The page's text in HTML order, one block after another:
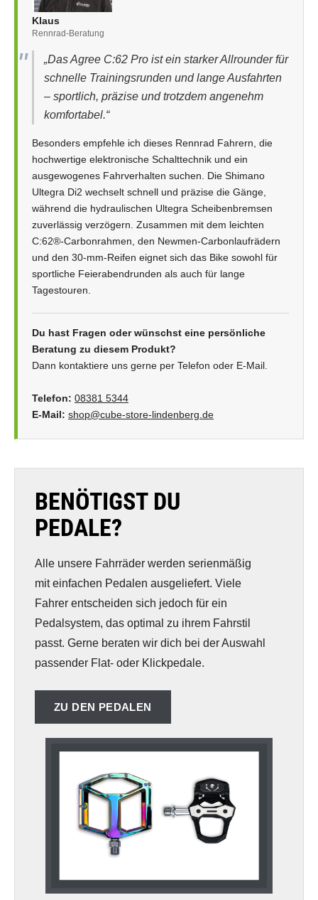
Klaus
Rennrad-Beratung
„Das Agree C:62 Pro ist ein starker Allrounder für
schnelle Trainingsrunden und lange Ausfahrten
– sportlich, präzise und trotzdem angenehm
komfortabel.“
Besonders empfehle ich dieses Rennrad Fahrern, die
hochwertige elektronische Schalttechnik und ein
ausgewogenes Fahrverhalten suchen. Die Shimano
Ultegra Di2 wechselt schnell und präzise die Gänge,
während die hydraulischen Ultegra Scheibenbremsen
zuverlässig verzögern. Zusammen mit dem leichten
C:62®-Carbonrahmen, den Newmen-Carbonlaufrädern
und den 30-mm-Reifen eignet sich das Bike sowohl für
sportliche Feierabendrunden als auch für lange
Tagestouren.
Du hast Fragen oder wünschst eine persönliche
Beratung zu diesem Produkt?
Dann kontaktiere uns gerne per Telefon oder E-Mail.
Telefon: 08381 5344
E-Mail: shop@cube-store-lindenberg.de
BENÖTIGST DU
PEDALE?
Alle unsere Fahrräder werden serienmäßig
mit einfachen Pedalen ausgeliefert. Viele
Fahrer entscheiden sich jedoch für ein
Pedalsystem, das optimal zu ihrem Fahrstil
passt. Gerne beraten wir dich bei der Auswahl
passender Flat- oder Klickpedale.
ZU DEN PEDALEN